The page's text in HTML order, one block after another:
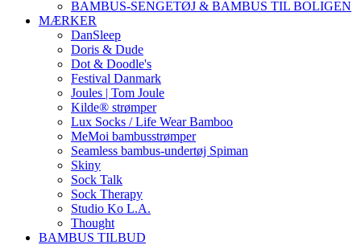
BAMBUS-SENGETØJ & BAMBUS TIL BOLIGEN
MÆRKER
DanSleep
Doris & Dude
Dot & Doodle's
Festival Danmark
Joules | Tom Joule
Kilde® strømper
Lux Socks / Life Wear Bamboo
MeMoi bambusstrømper
Seamless bambus-undertøj Spiman
Skiny
Sock Talk
Sock Therapy
Studio Ko L.A.
Thought
BAMBUS TILBUD